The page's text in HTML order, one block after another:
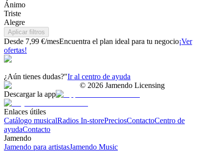
Ánimo
Triste
Alegre
Aplicar filtros
Desde 7,99 €/mesEncuentra el plan ideal para tu negocio¡Ver
ofertas!
¿Aún tienes dudas?"Ir al centro de ayuda
© 2026 Jamendo Licensing
Descargar la app
Enlaces útiles
Catálogo musicalRadios In-storePreciosContactoCentro de
ayudaContacto
Jamendo
Jamendo para artistasJamendo Music